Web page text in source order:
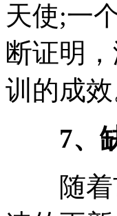
天使;一
断证明
训的成效
7、
随着市